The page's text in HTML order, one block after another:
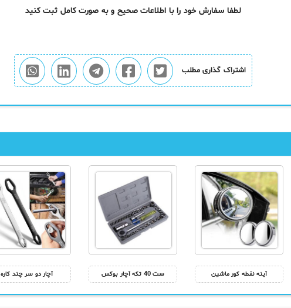
لطفا سفارش خود را با اطلاعات صحیح و به صورت کامل ثبت کنید
اشتراک گذاری مطلب
آچار دو سر چند کاره ست 40 تکه آچار بوکس آینه نقطه کور ماشین